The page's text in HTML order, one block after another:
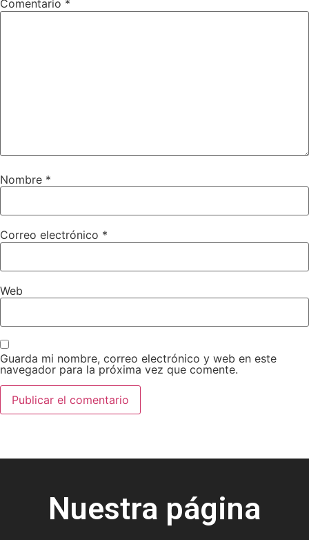
Comentario *
Nombre *
Correo electrónico *
Web
Guarda mi nombre, correo electrónico y web en este
navegador para la próxima vez que comente.
Nuestra página